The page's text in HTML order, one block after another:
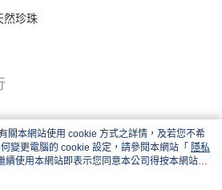
然珍珠
關本網站使用 cookie 方式之詳情，及若您不希
變更電腦的 cookie 設定，請參閱本網站「 隱私
續使用本網站即表示您同意本公司得按本網站使
。